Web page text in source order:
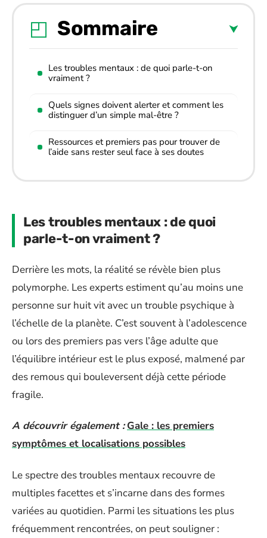
Sommaire
Les troubles mentaux : de quoi parle-t-on
vraiment ?
Quels signes doivent alerter et comment les
distinguer d’un simple mal-être ?
Ressources et premiers pas pour trouver de
l’aide sans rester seul face à ses doutes
Les troubles mentaux : de quoi
parle-t-on vraiment ?
Derrière les mots, la réalité se révèle bien plus
polymorphe. Les experts estiment qu’au moins une
personne sur huit vit avec un trouble psychique à
l’échelle de la planète. C’est souvent à l’adolescence
ou lors des premiers pas vers l’âge adulte que
l’équilibre intérieur est le plus exposé, malmené par
des remous qui bouleversent déjà cette période
fragile.
A découvrir également : Gale : les premiers
symptômes et localisations possibles
Le spectre des troubles mentaux recouvre de
multiples facettes et s’incarne dans des formes
variées au quotidien. Parmi les situations les plus
fréquemment rencontrées, on peut souligner :